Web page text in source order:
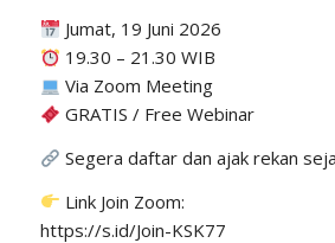
Jumat, 19 Juni 2026
19.30 – 21.30 WIB
Via Zoom Meeting
GRATIS / Free Webinar
Segera daftar dan ajak rekan
Link Join Zoom:
https://s.id/Join-KSK77